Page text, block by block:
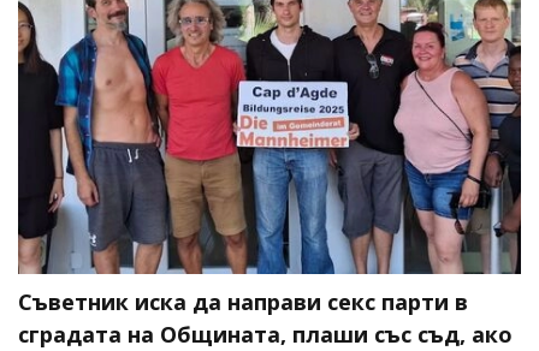
Съветник иска да направи секс парти в
сградата на Общината, плаши със съд, ако